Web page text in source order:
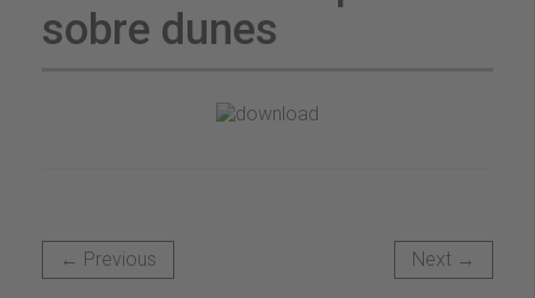
sobre dunes
← Previous Next →